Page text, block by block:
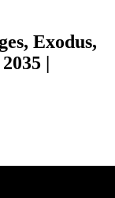
Exodus,
|